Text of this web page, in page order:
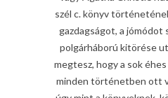
szél c. könyv
gazdagságot, a jómódot
polgárháború kitörése
megtesz, hogy a sok
minden történetben ott